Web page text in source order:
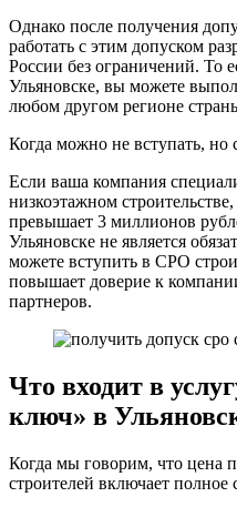
Однако после получения
работать с этим допуском
России без ограничений. То
Ульяновске, вы можете
любом другом регионе
Когда можно не вступать, но
Если ваша компания
низкоэтажном
превышает 3 миллионов
Ульяновске не является
можете вступить в СРО
повышает доверие к
партнеров.
Что входит в
ключ» в
Когда мы говорим, что цена
строителей включает полное